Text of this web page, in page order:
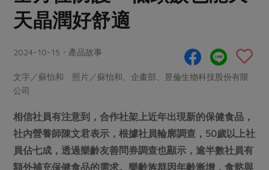
肉品・水產
畜產肉類
水畜加工品
調味醬料/南北貨 烘焙
休閒零嘴 沖泡飲品
蔬食
蛋料理
料理方式
烘焙．點心
醬料
湯品．鍋物
漬物
合作25-精選產品第四彈
更多當季產品
產品故事
樂齡生活
廚房瑜伽
關注議題
減硝酸鹽 惜食
非基改運動 支持本土農糧
廢核運動 能源議題
合作社組織
產品檢驗
檢驗報告
硝酸鹽檢驗
天晶潤好舒適
2024-10-15・產品故事
文字／蘇怡和 照片／蘇怡和、企畫部、昱倫生物科技股份有限
公司
相信社員有注意到，合作社架上近年出現新的保健食品，
社內營養師陳文君表示，根據社員輪廓調查，50歲以上社
員佔七成，透過樂齡友善問券調查也顯示，逾半數社員有
額外補充保健食品的需求。樂齡族群因年齡漸增，食慾與